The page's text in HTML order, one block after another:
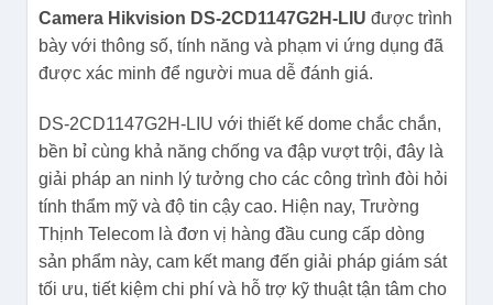
Camera Hikvision DS-2CD1147G2H-LIU được trình
bày với thông số, tính năng và phạm vi ứng dụng đã
được xác minh để người mua dễ đánh giá.
DS-2CD1147G2H-LIU với thiết kế dome chắc chắn,
bền bỉ cùng khả năng chống va đập vượt trội, đây là
giải pháp an ninh lý tưởng cho các công trình đòi hỏi
tính thẩm mỹ và độ tin cậy cao. Hiện nay, Trường
Thịnh Telecom là đơn vị hàng đầu cung cấp dòng
sản phẩm này, cam kết mang đến giải pháp giám sát
tối ưu, tiết kiệm chi phí và hỗ trợ kỹ thuật tận tâm cho